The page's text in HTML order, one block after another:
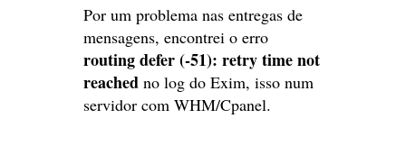
Por um problema nas entregas de
mensagens, encontrei o erro
routing defer (-51): retry time not
reached no log do Exim, isso num
servidor com WHM/Cpanel.